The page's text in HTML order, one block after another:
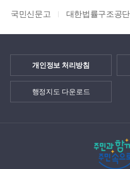
국민신문고 대한법률구조공단
개인정보 처리방침
행정지도 다운로드